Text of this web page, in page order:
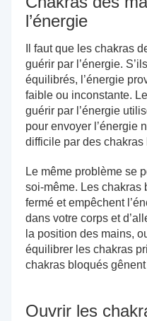
l’énergie
Il faut que les chakras
guérir par l’énergie.
équilibrés, l’énergie
faible ou inconstante.
guérir par l’énergie
pour envoyer l’énergie
difficile par des chakras
Le même problème se
soi-même. Les chakras
fermé et empêchent
dans votre corps et
la position des mains,
équilibrer les chakras
chakras bloqués
Ouvrir les